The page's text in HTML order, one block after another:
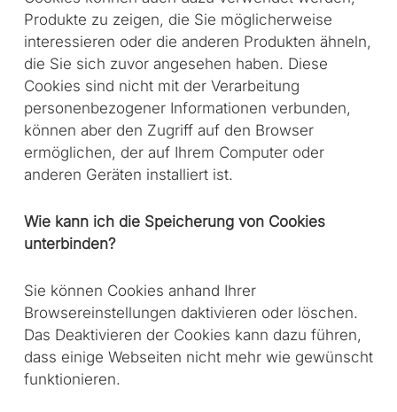
Produkte zu zeigen, die Sie möglicherweise
interessieren oder die anderen Produkten ähneln,
die Sie sich zuvor angesehen haben. Diese
Cookies sind nicht mit der Verarbeitung
personenbezogener Informationen verbunden,
können aber den Zugriff auf den Browser
ermöglichen, der auf Ihrem Computer oder
anderen Geräten installiert ist.
Wie kann ich die Speicherung von Cookies
unterbinden?
Sie können Cookies anhand Ihrer
Browsereinstellungen daktivieren oder löschen.
Das Deaktivieren der Cookies kann dazu führen,
dass einige Webseiten nicht mehr wie gewünscht
funktionieren.